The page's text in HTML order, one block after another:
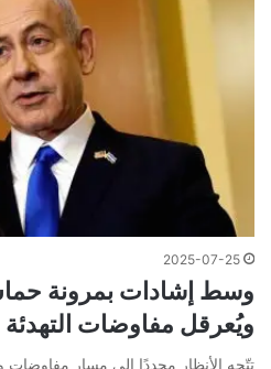
2025-07-25
وسط إشادات بمرونة
ويُعرقل مفاوضات التهدئة
تتّجه الأنظار مجددًا إلى مسار مفاوضات